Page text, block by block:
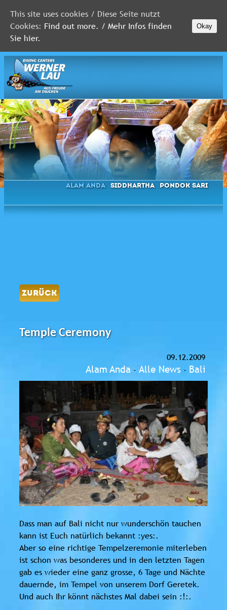
MALEDIVEN
ROTES
MEER
FLORIDA
Newsletter
Alam Anda Siddhartha Pondok Sari
ZURÜCK
Temple Ceremony
09.12.2009
Alam Anda - Alle News - Bali
Dass man auf Bali nicht nur wunderschön tauchen
kann ist Euch natürlich bekannt :yes:.
Aber so eine richtige Tempelzeremonie miterleben
ist schon was besonderes und in den letzten Tagen
gab es wieder eine ganz grosse, 6 Tage und Nächte
dauernde, im Tempel von unserem Dorf Geretek.
Und auch Ihr könnt nächstes Mal dabei sein :!:.
This site uses cookies / Diese Seite nutzt
Cookies: Find out more. / Mehr Infos finden
Sie hier.
Okay